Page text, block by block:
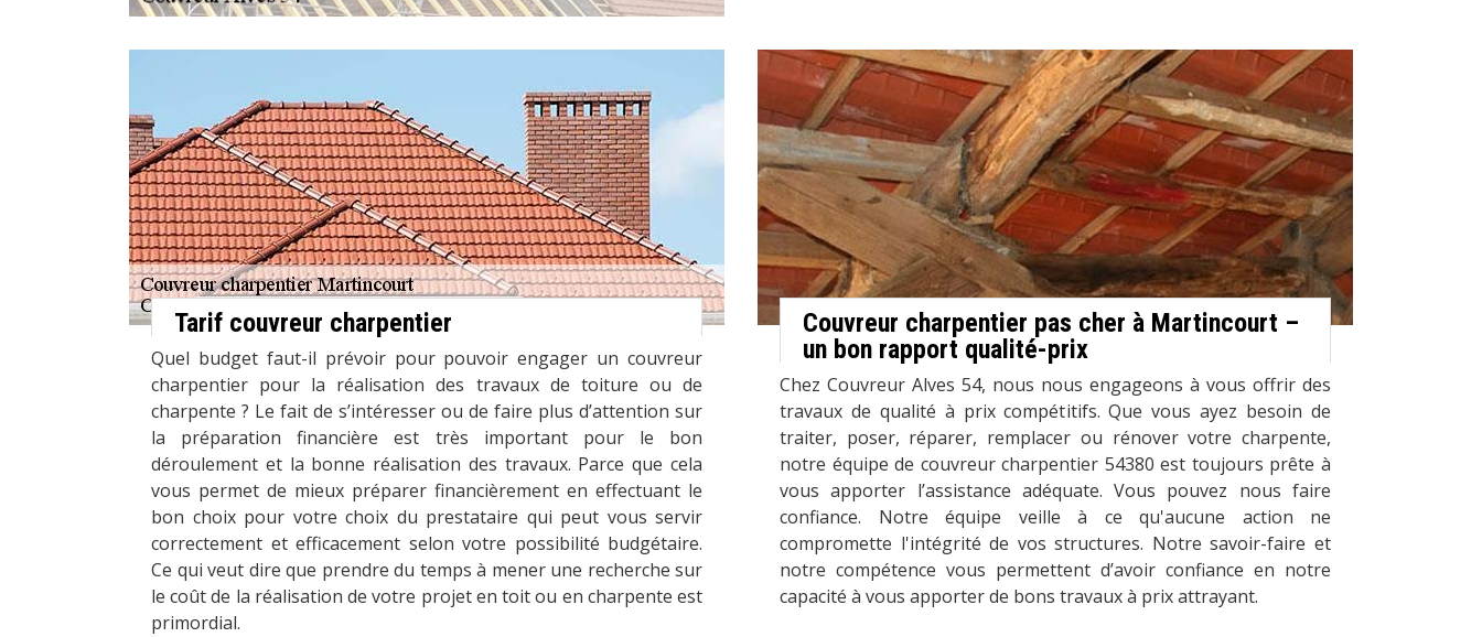
Tarif couvreur charpentier
Quel budget faut-il prévoir pour pouvoir engager un couvreur
charpentier pour la réalisation des travaux de toiture ou de
charpente ? Le fait de s’intéresser ou de faire plus d’attention sur
la préparation financière est très important pour le bon
déroulement et la bonne réalisation des travaux. Parce que cela
vous permet de mieux préparer financièrement en effectuant le
bon choix pour votre choix du prestataire qui peut vous servir
correctement et efficacement selon votre possibilité budgétaire.
Ce qui veut dire que prendre du temps à mener une recherche sur
le coût de la réalisation de votre projet en toit ou en charpente est
primordial.
Couvreur charpentier pas cher à Martincourt –
un bon rapport qualité-prix
Chez Couvreur Alves 54, nous nous engageons à vous offrir des
travaux de qualité à prix compétitifs. Que vous ayez besoin de
traiter, poser, réparer, remplacer ou rénover votre charpente,
notre équipe de couvreur charpentier 54380 est toujours prête à
vous apporter l’assistance adéquate. Vous pouvez nous faire
confiance. Notre équipe veille à ce qu'aucune action ne
compromette l'intégrité de vos structures. Notre savoir-faire et
notre compétence vous permettent d’avoir confiance en notre
capacité à vous apporter de bons travaux à prix attrayant.